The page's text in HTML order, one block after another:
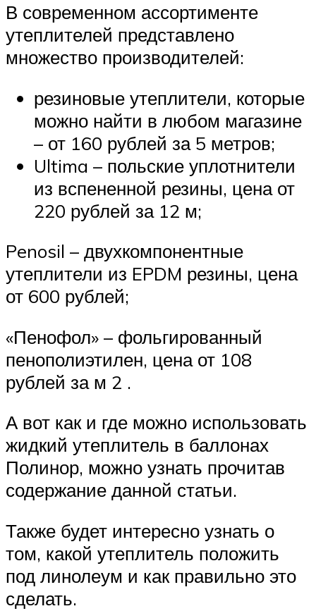
В современном ассортименте
утеплителей представлено
множество производителей:
резиновые утеплители, которые
можно найти в любом магазине
– от 160 рублей за 5 метров;
Ultima – польские уплотнители
из вспененной резины, цена от
220 рублей за 12 м;
Penosil – двухкомпонентные
утеплители из EPDM резины, цена
от 600 рублей;
«Пенофол» – фольгированный
пенополиэтилен, цена от 108
рублей за м 2 .
А вот как и где можно использовать
жидкий утеплитель в баллонах
Полинор, можно узнать прочитав
содержание данной статьи.
Также будет интересно узнать о
том, какой утеплитель положить
под линолеум и как правильно это
сделать.